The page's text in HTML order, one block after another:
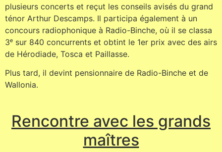
plusieurs concerts et reçut les conseils avisés du grand
ténor Arthur Descamps. Il participa également à un
concours radiophonique à Radio-Binche, où il se classa
3ᵉ sur 840 concurrents et obtint le 1er prix avec des airs
de Hérodiade, Tosca et Paillasse.
Plus tard, il devint pensionnaire de Radio-Binche et de
Wallonia.
Rencontre avec les grands
maîtres